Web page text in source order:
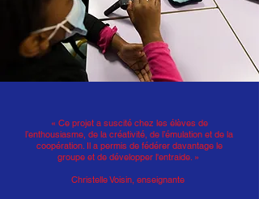
« Ce projet a suscité chez les élèves de
l’enthousiasme, de la créativité, de l’émulation et de la
coopération. Il a permis de fédérer davantage le
groupe et de développer l'entraide. »
Christelle Voisin, enseignante